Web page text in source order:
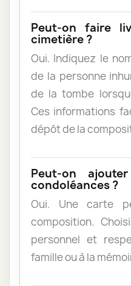
Peut-on faire
cimetière ?
Oui. Indiquez le
de la personne
de la tombe
Ces informations
dépôt de la
Peut-on
condoléances ?
Oui. Une carte
composition.
personnel et
famille ou à la